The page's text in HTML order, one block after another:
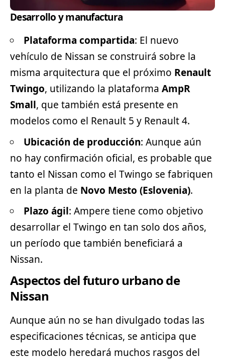
Desarrollo y manufactura
Plataforma compartida: El nuevo
vehículo de Nissan se construirá sobre la
misma arquitectura que el próximo Renault
Twingo, utilizando la plataforma AmpR
Small, que también está presente en
modelos como el Renault 5 y Renault 4.
Ubicación de producción: Aunque aún
no hay confirmación oficial, es probable que
tanto el Nissan como el Twingo se fabriquen
en la planta de Novo Mesto (Eslovenia).
Plazo ágil: Ampere tiene como objetivo
desarrollar el Twingo en tan solo dos años,
un período que también beneficiará a
Nissan.
Aspectos del futuro urbano de
Nissan
Aunque aún no se han divulgado todas las
especificaciones técnicas, se anticipa que
este modelo heredará muchos rasgos del